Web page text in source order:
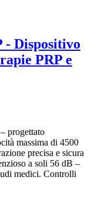
- Dispositivo
PRP e
progettato
massima di 4500
precisa e sicura
a soli 56 dB –
medici. Controlli